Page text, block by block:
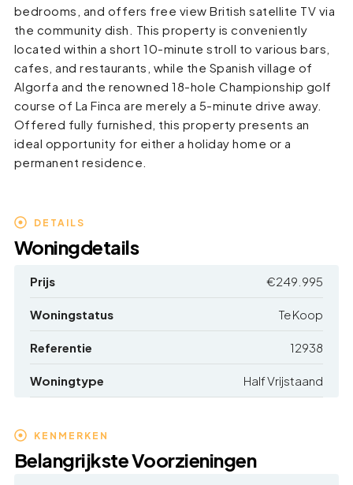
bedrooms, and offers free view British satellite TV via
the community dish. This property is conveniently
located within a short 10-minute stroll to various bars,
cafes, and restaurants, while the Spanish village of
Algorfa and the renowned 18-hole Championship golf
course of La Finca are merely a 5-minute drive away.
Offered fully furnished, this property presents an
ideal opportunity for either a holiday home or a
permanent residence.
DETAILS
Woningdetails
Prijs €249.995
Woningstatus Te Koop
Referentie 12938
Woningtype Half Vrijstaand
KENMERKEN
Belangrijkste Voorzieningen